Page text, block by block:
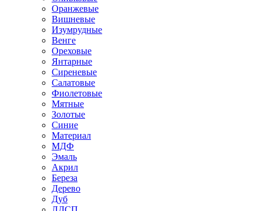
Оранжевые
Вишневые
Изумрудные
Венге
Ореховые
Янтарные
Сиреневые
Салатовые
Фиолетовые
Мятные
Золотые
Синие
Материал
МДФ
Эмаль
Акрил
Береза
Дерево
Дуб